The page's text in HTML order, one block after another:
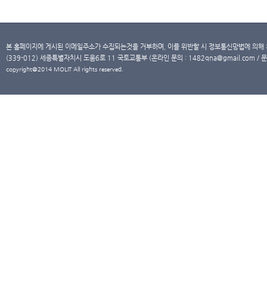
본 홈페이지에 게시된 이메일주소가 수집되는것을 거부하며, 이를 위반할 시 정보통신망법에 의
(339-012) 세종특별자치시 도움6로 11 국토교통부 (온라인 문의 : 1482qna@gmail.com /
copyright@2014 MOLIT All rights reserved.